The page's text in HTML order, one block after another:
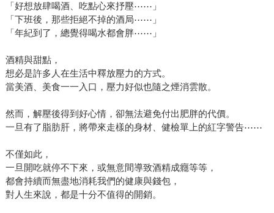
「好想放肆喝酒、吃點心來抒壓⋯⋯」
「下班後，那些拒絕不掉的酒局⋯⋯」
「年紀到了，總覺得喝水都會胖⋯⋯」
酒精與甜點，
想必是許多人在生活中釋放壓力的方式。
當美酒、美食一一入口，壓力好似也隨之煙消雲散。
然而，解壓後得到好心情，卻無法避免付出肥胖的代價。
一旦有了脂肪肝，將帶來走樣的身材、健檢單上的紅字警告⋯⋯
不僅如此，
一旦開吃就停不下來，或無意間導致酒精成癮等等，
都會持續而無盡地消耗我們的健康與錢包，
對人生來說，都是十分不值得的開銷。